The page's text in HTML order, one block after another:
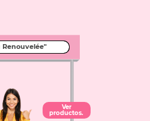
Renouvelée"
Ver
productos.